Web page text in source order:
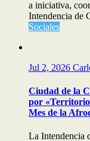
a iniciativa,
Intendencia de
Sociales
Jul 2, 2026
Ciudad de la
por
Mes de la
La Intendencia